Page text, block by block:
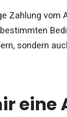
Zahlung vom
sondern
eine